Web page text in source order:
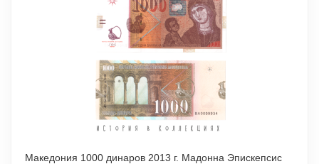
Македония 1000 динаров 2013 г. Мадонна Эпискепсис